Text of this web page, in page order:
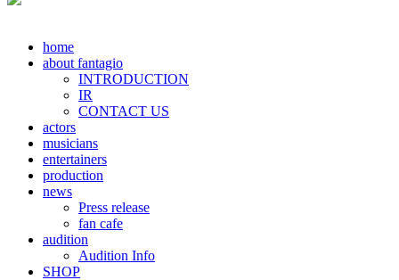
home
about fantagio
INTRODUCTION
IR
CONTACT US
actors
musicians
entertainers
production
news
Press release
fan cafe
audition
Audition Info
SHOP